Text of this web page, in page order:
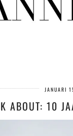
JANUARI
ABOUT: 10